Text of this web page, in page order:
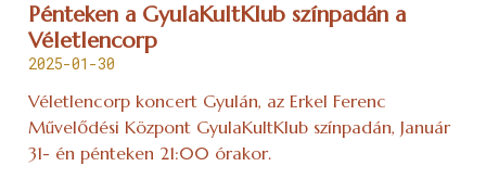
Pénteken a GyulaKultKlub színpadán a
Véletlencorp
2025-01-30
Véletlencorp koncert Gyulán, az Erkel Ferenc
Művelődési Központ GyulaKultKlub színpadán, Január
31- én pénteken 21:00 órakor.